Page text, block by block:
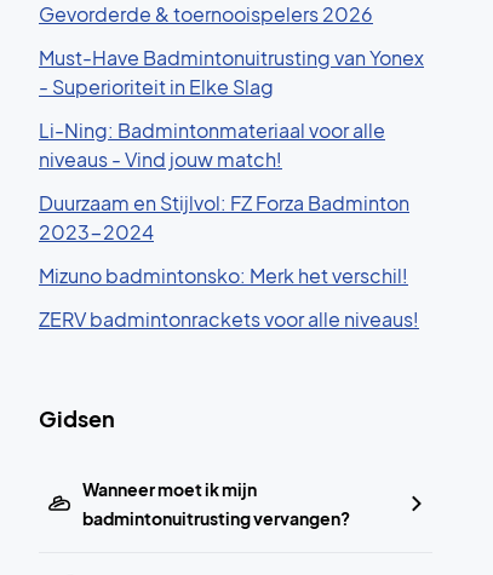
Gevorderde & toernooispelers 2026
Must-Have Badmintonuitrusting van Yonex
- Superioriteit in Elke Slag
Li-Ning: Badmintonmateriaal voor alle
niveaus - Vind jouw match!
Duurzaam en Stijlvol: FZ Forza Badminton
2023-2024
Mizuno badmintonsko: Merk het verschil!
ZERV badmintonrackets voor alle niveaus!
Gidsen
Wanneer moet ik mijn
badmintonuitrusting vervangen?